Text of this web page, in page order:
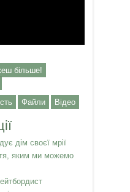
більше!
Файли Відео
дім своєї мрії
яким ми можемо